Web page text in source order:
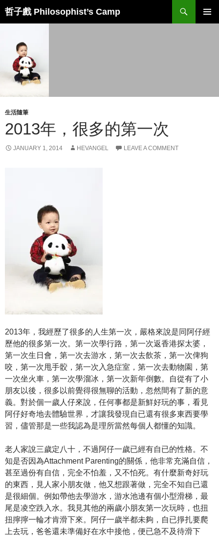
Skip
哲子戲 Philosophist’s Camp
Search
生活隨筆
2013年，很多的第一次
JANUARY 1, 2014 HEVANGEL LEAVE A COMMENT
2013年，我經歷了很多的人生第一次，嚴格來說是同阿仔經
歷他的很多第一次。第一次學行路，第一次返香港探太婆，
第一次生日會，第一次去游水，第一次去飲茶，第一次俾狗
咬，第一次甩手骹，第一次入急症室，第一次去動物園，第
一次坐火車，第一次學溜冰，第一次新年倒數。自從有了小
朋友以後，很多以前覺得很無聊的活動，忽然間有了新的意
義。對於個一歲人仔來說，任何事都是新鮮好玩的事，看見
阿仔好奇地去體驗世界，才讓我發現自已還有很多東西要學
習，儘管那是一些我認為是理所當然每個人都懂的知識。
老人家說三歲定八十，不過阿仔一歲已經有自已的性格。不
知是否因為Attachment Parenting的關係，他非常充滿自信，
甚至過份有自信，完全不怕羞，又不怕死。有什麼新奇好玩
的東西，見人家小朋友做，他又想跟著做，完全不知自已還
是很細個。例如帶他去學游水，游水池邊有個小型滑梯，最
尾是凌空跌入水。我見其他的兩歲小朋友第一次玩時，也扭
扭擰擰一輪才肯滑下來。阿仔一歲半都未夠，自已掙扎要爬
上去玩，爸爸還未準備好在水中接他，便已急不及待滑下